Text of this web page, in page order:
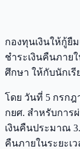
กองทุนเงินให้กู้ยื
ชำระเงินคืนภาย
ศึกษา ให้กับนักเ
โดย วันที่ 5 กรก
กยศ. สำหรับการ
เงินคืนประมาณ
คืนภายในระยะเ